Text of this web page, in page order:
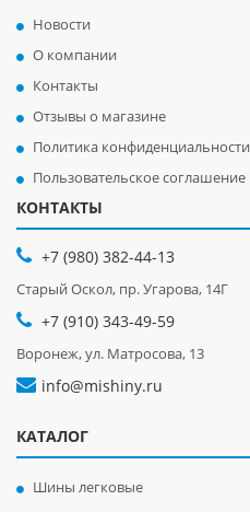
Новости
О компании
Контакты
Отзывы о магазине
Политика конфиденциальности
Пользовательское соглашение
КОНТАКТЫ
+7 (980) 382-44-13
Старый Оскол, пр. Угарова, 14Г
+7 (910) 343-49-59
Воронеж, ул. Матросова, 13
info@mishiny.ru
КАТАЛОГ
Шины легковые